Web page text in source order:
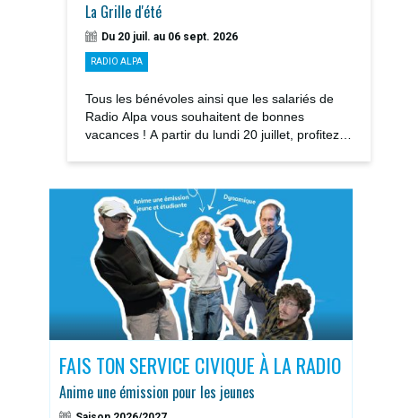
La Grille d'été
Du 20 juil. au 06 sept. 2026
RADIO ALPA
Tous les bénévoles ainsi que les salariés de
Radio Alpa vous souhaitent de bonnes
vacances ! A partir du lundi 20 juillet, profitez
FAIS TON SERVICE CIVIQUE À LA RADIO
Anime une émission pour les jeunes